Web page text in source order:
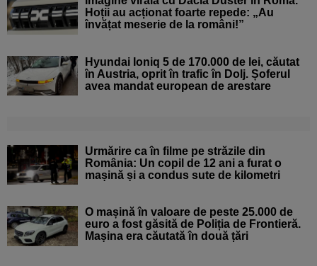
Hoții au acționat foarte repede: „Au
învățat meserie de la români!”
Hyundai Ioniq 5 de 170.000 de lei, căutat
în Austria, oprit în trafic în Dolj. Șoferul
avea mandat european de arestare
Urmărire ca în filme pe străzile din
România: Un copil de 12 ani a furat o
mașină și a condus sute de kilometri
O mașină în valoare de peste 25.000 de
euro a fost găsită de Poliția de Frontieră.
Mașina era căutată în două țări